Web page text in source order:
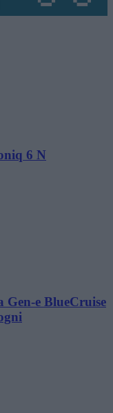
6 N
e BlueCruise